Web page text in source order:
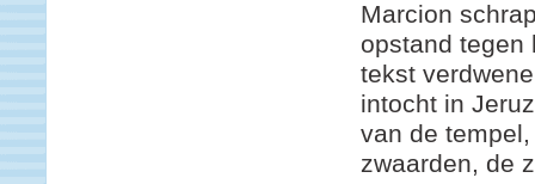
Marcion
opstand tegen
tekst
intocht in
van de
zwaarden, de